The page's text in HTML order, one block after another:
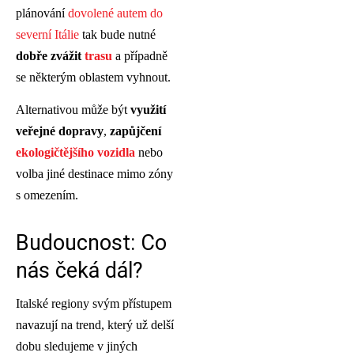
plánovánídovolené autem do
severní Itálie tak bude nutné
dobře zvážit trasu a případně
se některým oblastem vyhnout.
Alternativou může býtvyužití
veřejné dopravy, zapůjčení
ekologičtějšího vozidla nebo
volba jiné destinace mimo zóny
s omezením.
Budoucnost: Co
nás čeká dál?
Italské regiony svým přístupem
navazují na trend, který už delší
dobu sledujeme v jiných